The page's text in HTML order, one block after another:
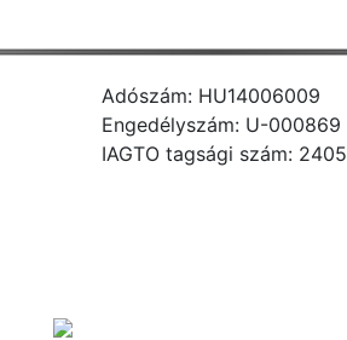
Adószám: HU14006009
Engedélyszám: U-000869
IAGTO tagsági szám: 2405